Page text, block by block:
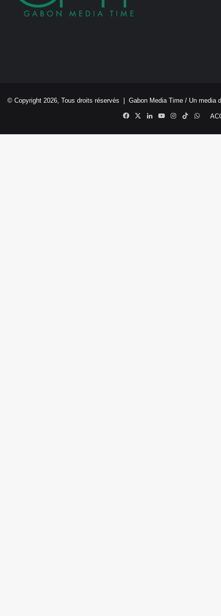
© Copyright 2026, Tous droits réservés | Gabon Media Time / Un media
Facebook
X LinkedinYouTubeInstagram
TikTok